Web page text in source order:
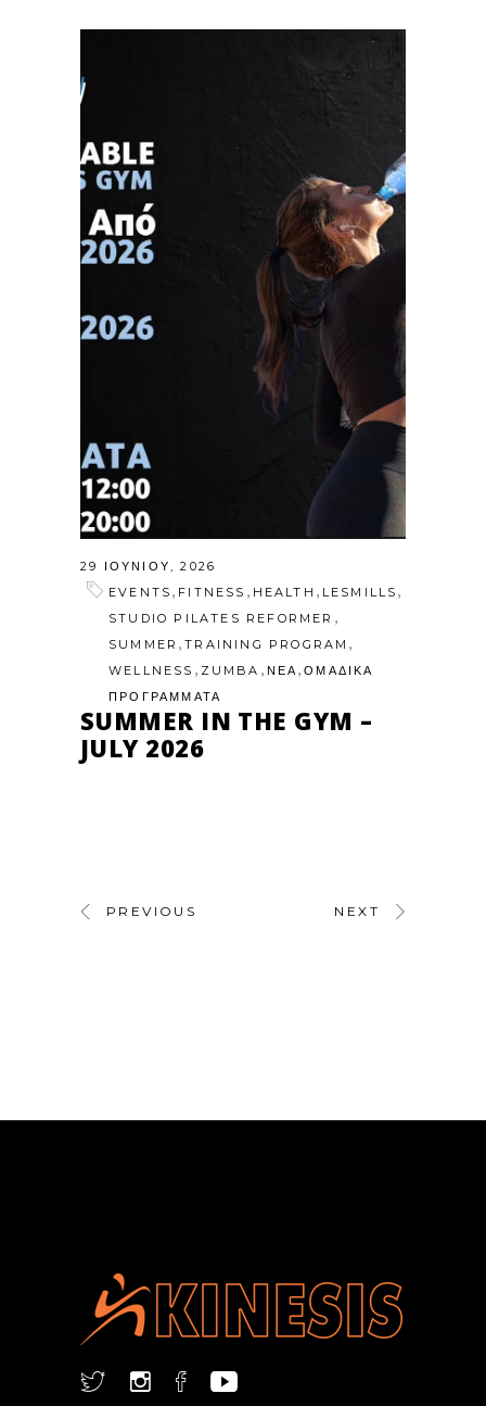
29 ΙΟΥΝΊΟΥ, 2026
EVENTS , FITNESS , HEALTH , LESMILLS ,
STUDIO PILATES REFORMER ,
SUMMER ,TRAINING PROGRAM ,
WELLNESS , ZUMBA , ΝΕΑ,ΟΜΑΔΙΚΑ
ΠΡΟΓΡΑΜΜΑΤΑ
SUMMER IN THE GYM –
JULY 2026
PREVIOUS NEXT